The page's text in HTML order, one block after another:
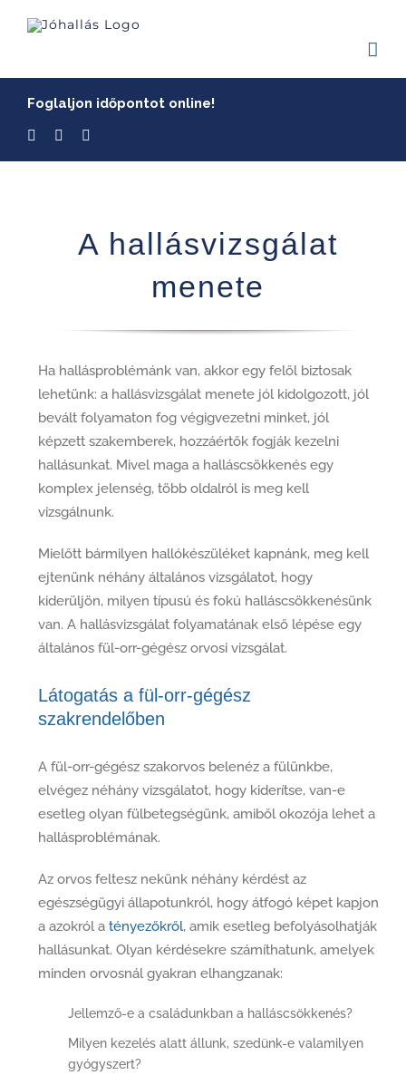
Foglaljon időpontot online!
A hallásvizsgálat
menete
Ha hallásproblémánk van, akkor egy felől biztosak
lehetünk: a hallásvizsgálat menete jól kidolgozott, jól
bevált folyamaton fog végigvezetni minket, jól
képzett szakemberek, hozzáértők fogják kezelni
hallásunkat. Mivel maga a halláscsökkenés egy
komplex jelenség, több oldalról is meg kell
vizsgálnunk.
Mielőtt bármilyen hallókészüléket kapnánk, meg kell
ejtenünk néhány általános vizsgálatot, hogy
kiderüljön, milyen típusú és fokú halláscsökkenésünk
van. A hallásvizsgálat folyamatának első lépése egy
általános fül-orr-gégész orvosi vizsgálat.
Látogatás a fül-orr-gégész
szakrendelőben
A fül-orr-gégész szakorvos belenéz a fülünkbe,
elvégez néhány vizsgálatot, hogy kiderítse, van-e
esetleg olyan fülbetegségünk, amiből okozója lehet a
hallásproblémának.
Az orvos feltesz nekünk néhány kérdést az
egészségügyi állapotunkról, hogy átfogó képet kapjon
a azokról a tényezőkről, amik esetleg befolyásolhatják
hallásunkat. Olyan kérdésekre számíthatunk, amelyek
minden orvosnál gyakran elhangzanak:
Jellemző-e a családunkban a halláscsökkenés?
Milyen kezelés alatt állunk, szedünk-e valamilyen
gyógyszert?